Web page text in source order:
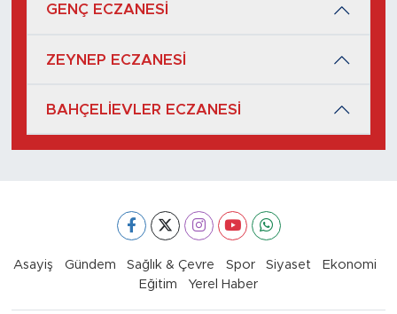
GENÇ ECZANESİ
ZEYNEP ECZANESİ
BAHÇELİEVLER ECZANESİ
Asayiş Gündem Sağlık & Çevre Spor Siyaset
Ekonomi
Eğitim
Yerel Haber